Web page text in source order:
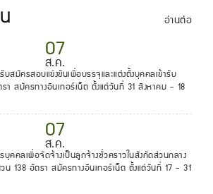
อ่านต่อ
07
ส.ค.
สมัครสอบแข่งขันเพื่อบรรจุและแต่งตั้งบุคคลเข้ารับ
า สมัครทางอินเทอร์เน็ต ตั้งแต่วันที่ 31 สิงหาคม - 18
07
ส.ค.
คคลเพื่อจัดจ้างเป็นลูกจ้างชั่วคราวในสังกัดส่วนกลาง
138 อัตรา สมัครทางอินเทอร์เน็ต ตั้งแต่วันที่ 17 - 31